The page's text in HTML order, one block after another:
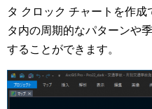
タ クロック チャートを作
タ内の周期的なパターンや
することができます。